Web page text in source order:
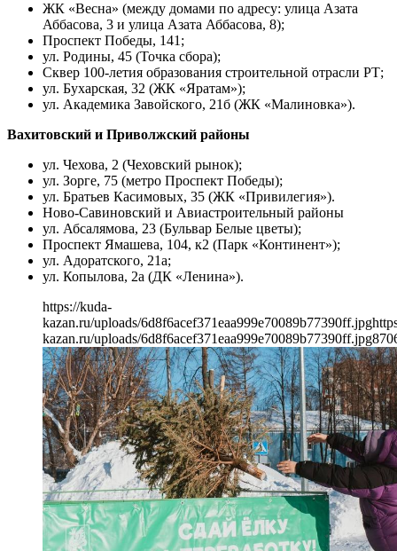
ЖК «Весна» (между домами по адресу: улица Азата
Аббасова, 3 и улица Азата Аббасова, 8);
Проспект Победы, 141;
ул. Родины, 45 (Точка сбора);
Сквер 100-летия образования строительной отрасли РТ;
ул. Бухарская, 32 (ЖК «Яратам»);
ул. Академика Завойского, 21б (ЖК «Малиновка»).
Вахитовский и Приволжский районы
ул. Чехова, 2 (Чеховский рынок);
ул. Зорге, 75 (метро Проспект Победы);
ул. Братьев Касимовых, 35 (ЖК «Привилегия»).
Ново-Савиновский и Авиастроительный районы
ул. Абсалямова, 23 (Бульвар Белые цветы);
Проспект Ямашева, 104, к2 (Парк «Континент»);
ул. Адоратского, 21а;
ул. Копылова, 2а (ДК «Ленина»).
https://kuda-
kazan.ru/uploads/6d8f6acef371eaa999e70089b77390ff.jpg
kazan.ru/uploads/6d8f6acef371eaa999e70089b77390ff.jpg870